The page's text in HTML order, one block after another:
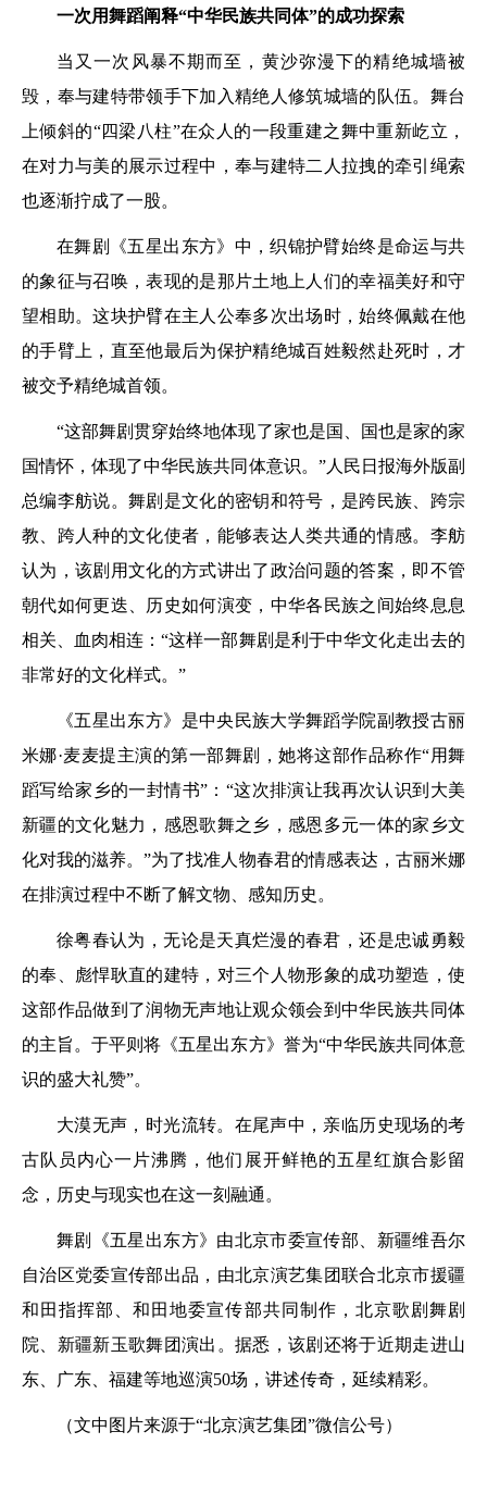
一次用舞蹈阐释“中华民族共同体”的成功探索
当又一次风暴不期而至，黄沙弥漫下的精绝城墙被
毁，奉与建特带领手下加入精绝人修筑城墙的队伍。舞台
上倾斜的“四梁八柱”在众人的一段重建之舞中重新屹立，
在对力与美的展示过程中，奉与建特二人拉拽的牵引绳索
也逐渐拧成了一股。
在舞剧《五星出东方》中，织锦护臂始终是命运与共
的象征与召唤，表现的是那片土地上人们的幸福美好和守
望相助。这块护臂在主人公奉多次出场时，始终佩戴在他
的手臂上，直至他最后为保护精绝城百姓毅然赴死时，才
被交予精绝城首领。
“这部舞剧贯穿始终地体现了家也是国、国也是家的家
国情怀，体现了中华民族共同体意识。”人民日报海外版副
总编李舫说。舞剧是文化的密钥和符号，是跨民族、跨宗
教、跨人种的文化使者，能够表达人类共通的情感。李舫
认为，该剧用文化的方式讲出了政治问题的答案，即不管
朝代如何更迭、历史如何演变，中华各民族之间始终息息
相关、血肉相连：“这样一部舞剧是利于中华文化走出去的
非常好的文化样式。”
《五星出东方》是中央民族大学舞蹈学院副教授古丽
米娜·麦麦提主演的第一部舞剧，她将这部作品称作“用舞
蹈写给家乡的一封情书”：“这次排演让我再次认识到大美
新疆的文化魅力，感恩歌舞之乡，感恩多元一体的家乡文
化对我的滋养。”为了找准人物春君的情感表达，古丽米娜
在排演过程中不断了解文物、感知历史。
徐粤春认为，无论是天真烂漫的春君，还是忠诚勇毅
的奉、彪悍耿直的建特，对三个人物形象的成功塑造，使
这部作品做到了润物无声地让观众领会到中华民族共同体
的主旨。于平则将《五星出东方》誉为“中华民族共同体意
识的盛大礼赞”。
大漠无声，时光流转。在尾声中，亲临历史现场的考
古队员内心一片沸腾，他们展开鲜艳的五星红旗合影留
念，历史与现实也在这一刻融通。
舞剧《五星出东方》由北京市委宣传部、新疆维吾尔
自治区党委宣传部出品，由北京演艺集团联合北京市援疆
和田指挥部、和田地委宣传部共同制作，北京歌剧舞剧
院、新疆新玉歌舞团演出。据悉，该剧还将于近期走进山
东、广东、福建等地巡演50场，讲述传奇，延续精彩。
（文中图片来源于“北京演艺集团”微信公号）